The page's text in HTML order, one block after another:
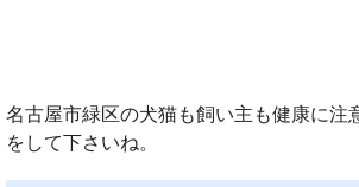
名古屋市緑区の犬猫も飼い主も健康に注
をして下さいね。